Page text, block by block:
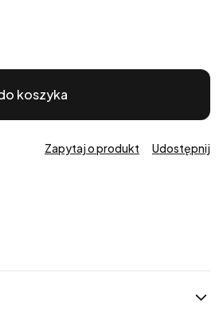
koszyka
Zapytaj o produkt Udostępnij